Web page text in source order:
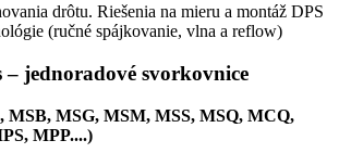
drôtu. Riešenia na mieru a montáž DPS
(ručné spájkovanie, vlna a reflow)
jednoradové svorkovnice
MSG, MSM, MSS, MSQ, MCQ,
MPP....)